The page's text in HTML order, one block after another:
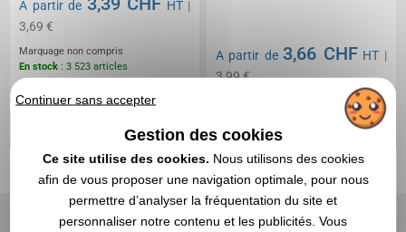
A partir de HT|
3,69 €
Marquage non compris
En stock : 3 523 articles
A partir de3,66 CHF HT |
3,99 €
DEVIS EXPRESS
Réf. 00053V0209675
Sifflet personnalisable -
Recom
Continuer sans accepter
Gestion des cookies
Ce site utilise des cookies. Nous utilisons des cookies
afin de vous proposer une navigation optimale, pour nous
permettre d’analyser la fréquentation du site et
personnaliser notre contenu et les publicités. Vous